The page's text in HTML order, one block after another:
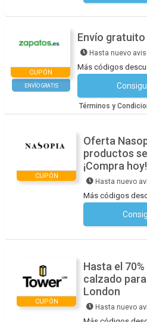
CUPÓN
ENVÍO GRATIS
Envío
Hasta nuevo
Más códigos
Términos y
CUPÓN
Oferta
productos
¡Compra hoy!
Hasta nuevo
Más códigos
CUPÓN
Hasta el
calzado
London
Hasta nuevo